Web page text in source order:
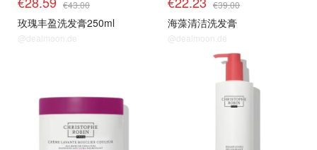
€43.00
玫瑰丰盈洗发膏250ml
@dealmoon.de
€39.00
海藻清洁洗发膏
@dealmoon.de